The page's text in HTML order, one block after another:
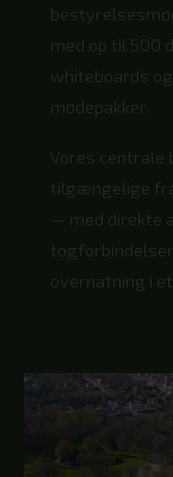
med op til 500
whiteboards
mødepakker.
Vores centrale
tilgængelige
— med direkte
overnatning i